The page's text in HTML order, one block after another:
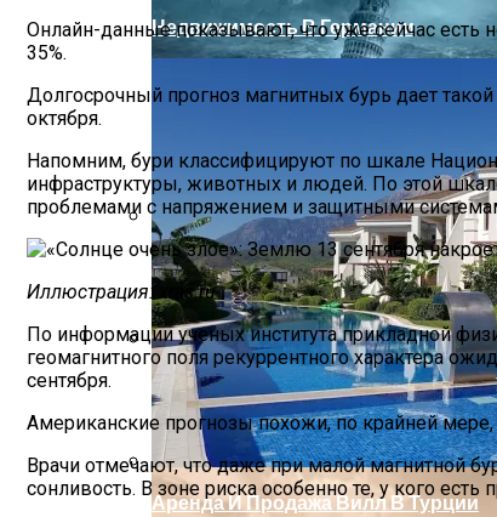
Бетонные Блоки Для
Конец Света В Картинках
Недвижимость В Германии
Аренда И Продажа Вилл В Турции
Онлайн-данные показывают, что уже сейчас есть
35%.
Долгосрочный прогноз магнитных бурь дает
октября.
Напомним, бури классифицируют по шкале
инфраструктуры, животных и людей. По этой
проблемами с напряжением и защитными
Иллюстрация: xras.ru
По информации ученых института прикладной
геомагнитного поля рекуррентного характера
сентября.
Американские прогнозы похожи, по крайней мере,
Врачи отмечают, что даже при малой магнитной
сонливость. В зоне риска особенно те, у кого